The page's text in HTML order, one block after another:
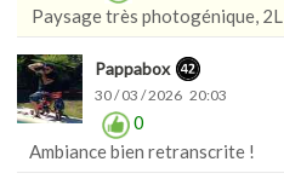
Paysage très photogénique, 2L
Pappabox
30 / 03 / 2026 20:03
0
Ambiance bien retranscrite !